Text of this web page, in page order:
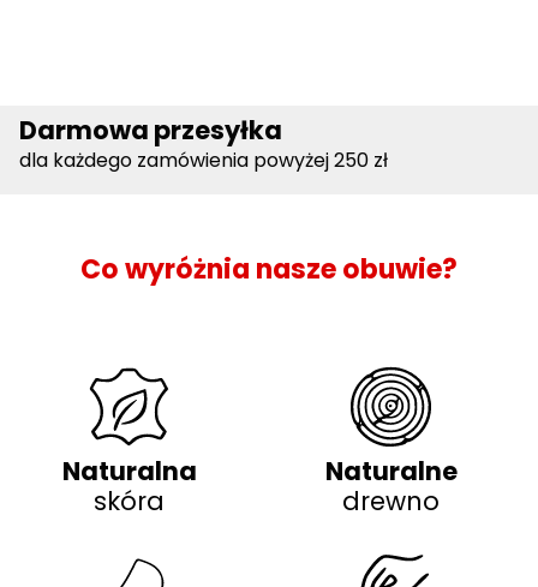
Darmowa przesyłka
dla każdego zamówienia powyżej 250 zł
Co wyróżnia nasze obuwie?
Naturalna
skóra
Naturalne
drewno